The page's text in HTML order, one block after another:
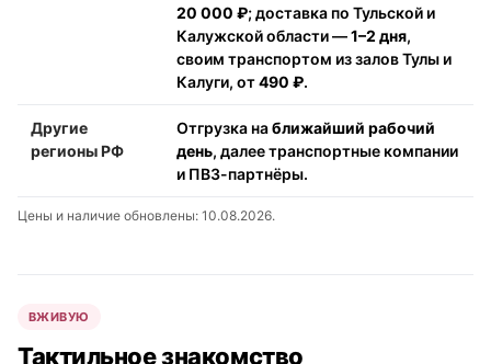
20 000 ₽; доставка по Тульской и
Калужской области —1–2 дня,
своим транспортом из залов Тулы и
Калуги, от490 ₽.
Другие
регионы РФ
Отгрузка наближайший рабочий
день, далее транспортные компании
и ПВЗ-партнёры.
Цены и наличие обновлены: 10.08.2026.
ВЖИВУЮ
Тактильное знакомство